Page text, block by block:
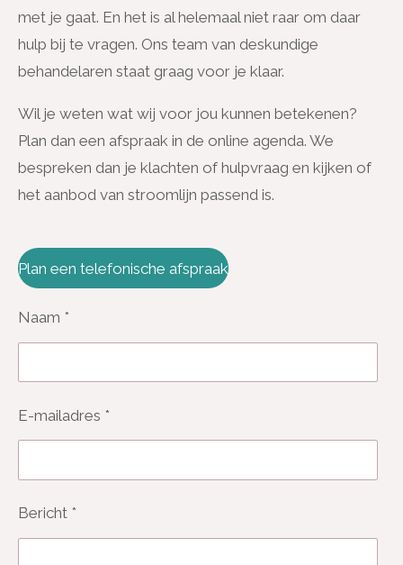
met je gaat. En het is al helemaal niet raar om daar
hulp bij te vragen. Ons team van deskundige
behandelaren staat graag voor je klaar.
Wil je weten wat wij voor jou kunnen betekenen?
Plan dan een afspraak in de online agenda. We
bespreken dan je klachten of hulpvraag en kijken of
het aanbod van stroomlijn passend is.
Plan een telefonische afspraak
Naam *
E-mailadres *
Bericht *